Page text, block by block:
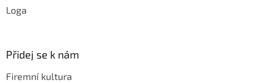
Loga
Přidej se k nám
Firemní kultura